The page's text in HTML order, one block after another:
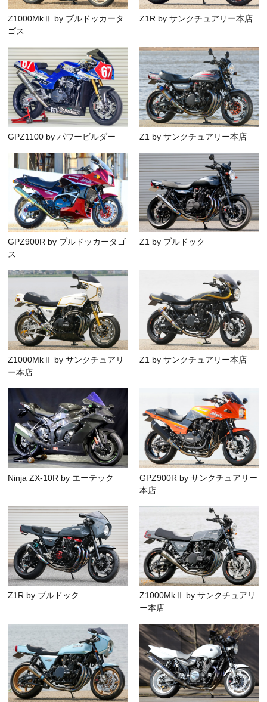
Z1000MkⅡ by ブルドッカータ
ゴス
Z1R by サンクチュアリー本店
GPZ1100 by パワービルダー Z1 by サンクチュアリー本店
GPZ900R by ブルドッカータゴ
ス
Z1 by ブルドック
Z1000MkⅡ by サンクチュアリ
ー本店
Z1 by サンクチュアリー本店
Ninja ZX-10R by エーテック
GPZ900R by サンクチュアリー
本店
Z1R by ブルドック
Z1000MkⅡ by サンクチュアリ
ー本店